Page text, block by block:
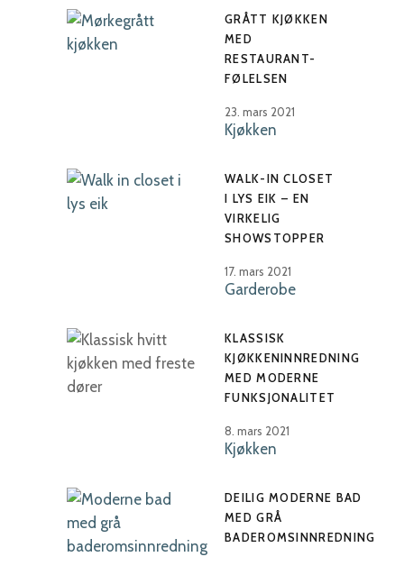
GRÅTT KJØKKEN
MED
RESTAURANT-
FØLELSEN
23. mars 2021
Kjøkken
WALK-IN CLOSET
I LYS EIK – EN
VIRKELIG
SHOWSTOPPER
17. mars 2021
Garderobe
KLASSISK
KJØKKENINNREDNING
MED MODERNE
FUNKSJONALITET
8. mars 2021
Kjøkken
DEILIG MODERNE BAD
MED GRÅ
BADEROMSINNREDNING